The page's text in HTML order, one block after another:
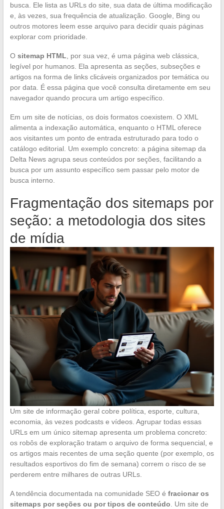
busca. Ele lista as URLs do site, sua data de última modificação
e, às vezes, sua frequência de atualização. Google, Bing ou
outros motores leem esse arquivo para decidir quais páginas
explorar com prioridade.
O sitemap HTML , por sua vez, é uma página web clássica,
legível por humanos. Ela apresenta as seções, subseções e
artigos na forma de links clicáveis organizados por temática ou
por data. É essa página que você consulta diretamente em seu
navegador quando procura um artigo específico.
Em um site de notícias, os dois formatos coexistem. O XML
alimenta a indexação automática, enquanto o HTML oferece
aos visitantes um ponto de entrada estruturado para todo o
catálogo editorial. Um exemplo concreto: a página sitemap da
Delta News agrupa seus conteúdos por seções, facilitando a
busca por um assunto específico sem passar pelo motor de
busca interno.
Fragmentação dos sitemaps por
seção: a metodologia dos sites
de mídia
Um site de informação geral cobre política, esporte, cultura,
economia, às vezes podcasts e vídeos. Agrupar todas essas
URLs em um único sitemap apresenta um problema concreto:
os robôs de exploração tratam o arquivo de forma sequencial, e
os artigos mais recentes de uma seção quente (por exemplo, os
resultados esportivos do fim de semana) correm o risco de se
perderem entre milhares de outras URLs.
A tendência documentada na comunidade SEO é fracionar os
sitemaps por seções ou por tipos de conteúdo. Um site de